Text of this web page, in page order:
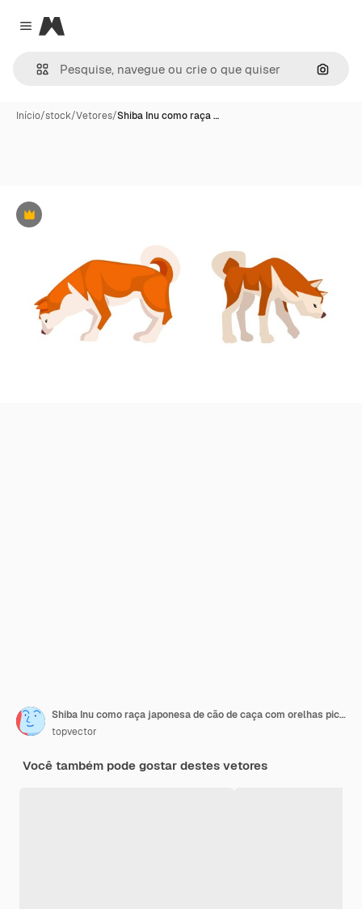
Close menu
Magnific
Início/stock/Vetores/Shiba Inu como raça …
Premium
Shiba Inu como raça japonesa de cão de caça com orelhas picadas e cauda enrolada em conjunto vetorial de postura de pé
topvector
Você também pode gostar destes vetores